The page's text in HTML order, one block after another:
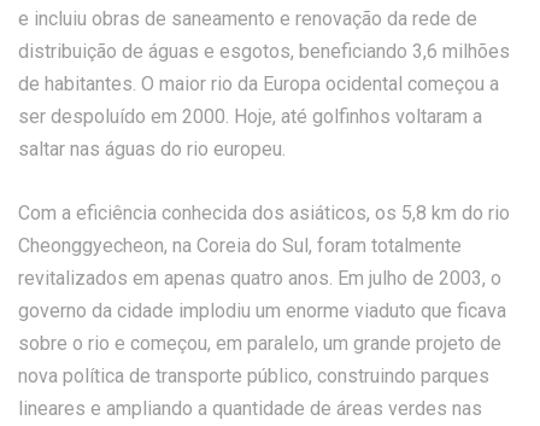
e incluiu obras de saneamento e renovação da rede de
distribuição de águas e esgotos, beneficiando 3,6 milhões
de habitantes. O maior rio da Europa ocidental começou a
ser despoluído em 2000. Hoje, até golfinhos voltaram a
saltar nas águas do rio europeu.
Com a eficiência conhecida dos asiáticos, os 5,8 km do rio
Cheonggyecheon, na Coreia do Sul, foram totalmente
revitalizados em apenas quatro anos. Em julho de 2003, o
governo da cidade implodiu um enorme viaduto que ficava
sobre o rio e começou, em paralelo, um grande projeto de
nova política de transporte público, construindo parques
lineares e ampliando a quantidade de áreas verdes nas